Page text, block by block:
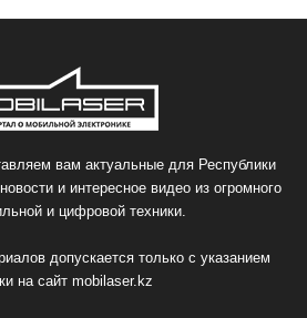
вам актуальные для Республики
и интересное видео из огромного
и цифровой техники.
допускается только с указанием
на сайт mobilaser.kz